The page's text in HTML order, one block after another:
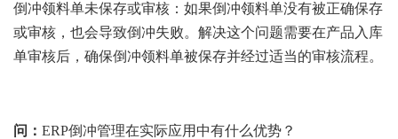
倒冲领料单未保存或审核：如果倒冲领料单没有被正确保存
或审核，也会导致倒冲失败。解决这个问题需要在产品入库
单审核后，确保倒冲领料单被保存并经过适当的审核流程。
问： ERP倒冲管理在实际应用中有什么优势？